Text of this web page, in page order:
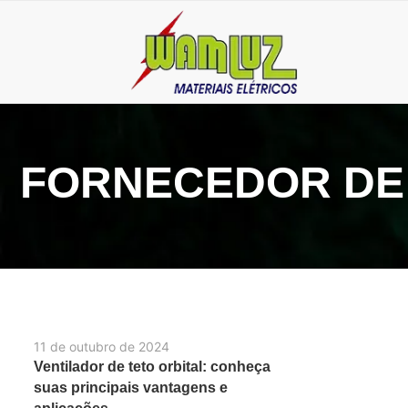
FORNECEDOR
11 de outubro de 2024
Ventilador de teto orbital: conheça
suas principais vantagens e